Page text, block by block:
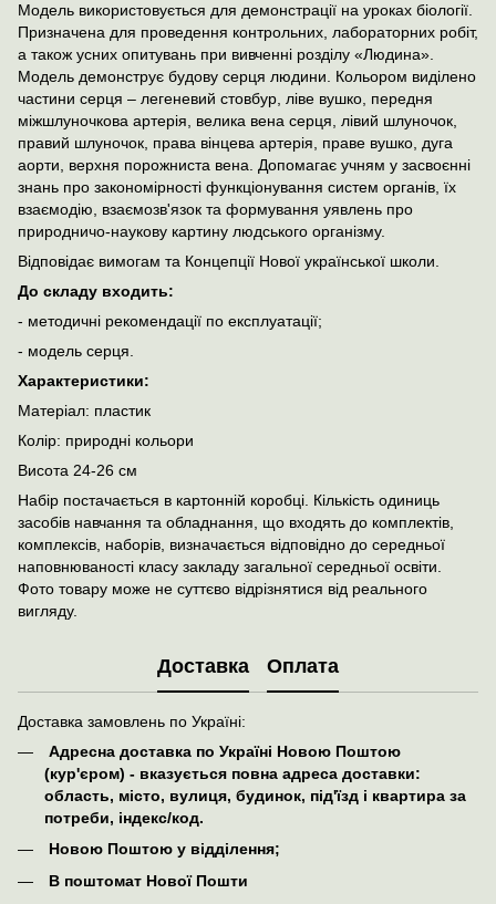
Модель використовується для демонстрації на уроках біології.
Призначена для проведення контрольних, лабораторних робіт,
а також усних опитувань при вивченні розділу «Людина».
Модель демонструє будову серця людини. Кольором виділено
частини серця – легеневий стовбур, ліве вушко, передня
міжшлуночкова артерія, велика вена серця, лівий шлуночок,
правий шлуночок, права вінцева артерія, праве вушко, дуга
аорти, верхня порожниста вена. Допомагає учням у засвоєнні
знань про закономірності функціонування систем органів, їх
взаємодію, взаємозв'язок та формування уявлень про
природничо-наукову картину людського організму.
Відповідає вимогам та Концепції Нової української школи.
До складу входить:
- методичні рекомендації по експлуатації;
- модель серця.
Характеристики:
Матеріал: пластик
Колір: природні кольори
Висота 24-26 см
Набір постачається в картонній коробці. Кількість одиниць
засобів навчання та обладнання, що входять до комплектів,
комплексів, наборів, визначається відповідно до середньої
наповнюваності класу закладу загальної середньої освіти.
Фото товару може не суттєво відрізнятися від реального
вигляду.
Доставка Оплата
Доставка замовлень по Україні:
Адресна доставка по Україні Новою Поштою
(кур'єром) - вказується повна адреса доставки:
область, місто, вулиця, будинок, під'їзд і квартира за
потреби, індекс/код.
Новою Поштою у відділення;
В поштомат Нової Пошти